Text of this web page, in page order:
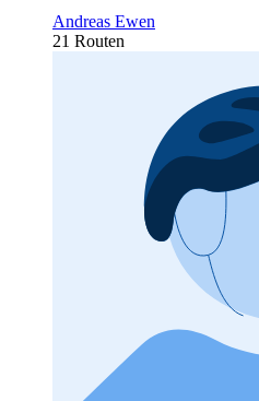
Andreas Ewen
21 Routen